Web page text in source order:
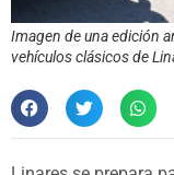
Imagen de una edición
vehículos clásicos de